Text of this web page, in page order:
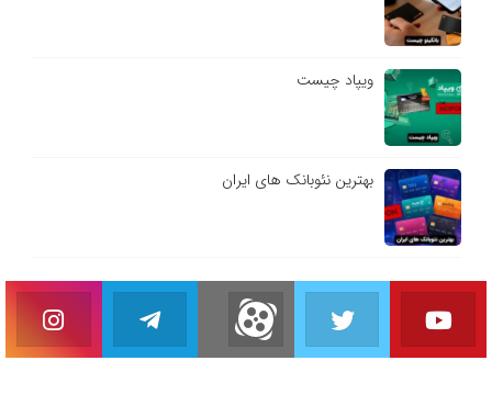
ویپاد چیست
بهترین نئوبانک های ایران